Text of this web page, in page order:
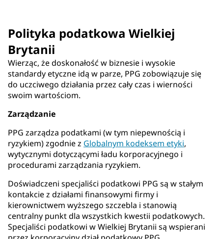
Polityka podatkowa Wielkiej
Brytanii
Wierząc, że doskonałość w biznesie i wysokie
standardy etyczne idą w parze, PPG zobowiązuje się
do uczciwego działania przez cały czas i wierności
swoim wartościom.
Zarządzanie
PPG zarządza podatkami (w tym niepewnością i
ryzykiem) zgodnie z Globalnym kodeksem etyki,
wytycznymi dotyczącymi ładu korporacyjnego i
procedurami zarządzania ryzykiem.
Doświadczeni specjaliści podatkowi PPG są w stałym
kontakcie z działami finansowymi firmy i
kierownictwem wyższego szczebla i stanowią
centralny punkt dla wszystkich kwestii podatkowych.
Specjaliści podatkowi w Wielkiej Brytanii są wspierani